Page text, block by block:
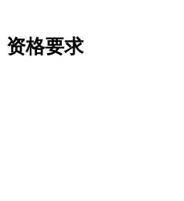
资格要求